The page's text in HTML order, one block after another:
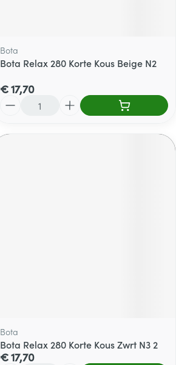
Bota
Bota Relax 280 Korte Kous Beige N2
€ 17,70
Bota
Bota Relax 280 Korte Kous Zwrt N3 2
€ 17,70